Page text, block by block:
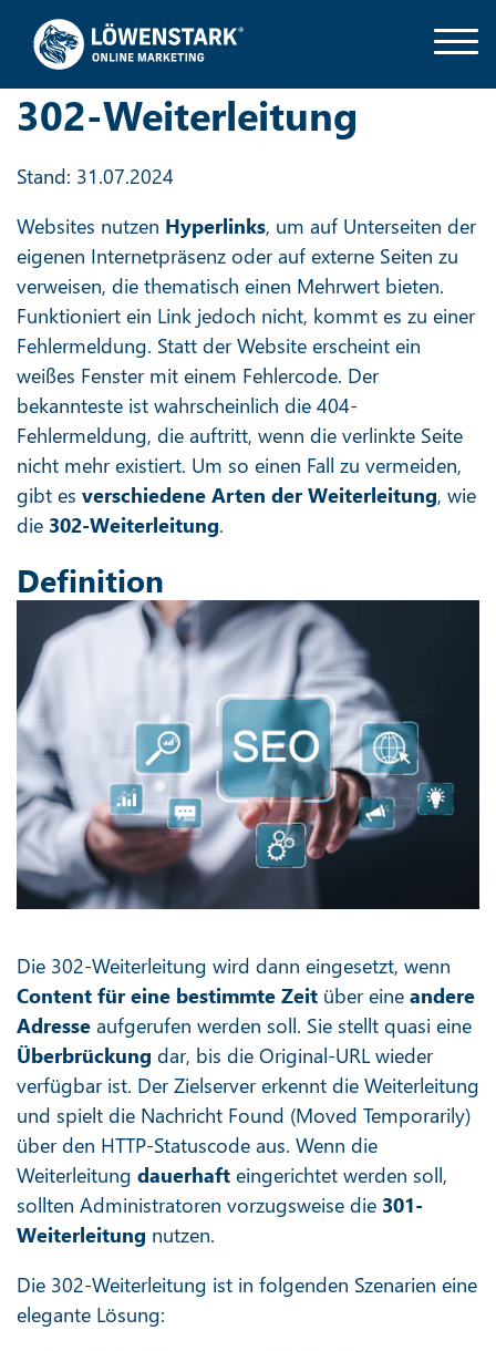
302-Weiterleitung
Stand: 31.07.2024
Websites nutzen Hyperlinks, um auf Unterseiten der
eigenen Internetpräsenz oder auf externe Seiten zu
verweisen, die thematisch einen Mehrwert bieten.
Funktioniert ein Link jedoch nicht, kommt es zu einer
Fehlermeldung. Statt der Website erscheint ein
weißes Fenster mit einem Fehlercode. Der
bekannteste ist wahrscheinlich die 404-
Fehlermeldung, die auftritt, wenn die verlinkte Seite
nicht mehr existiert. Um so einen Fall zu vermeiden,
gibt es verschiedene Arten der Weiterleitung, wie
die 302-Weiterleitung.
Definition
Die 302-Weiterleitung wird dann eingesetzt, wenn
Content für eine bestimmte Zeit über eine andere
Adresse aufgerufen werden soll. Sie stellt quasi eine
Überbrückung dar, bis die Original-URL wieder
verfügbar ist. Der Zielserver erkennt die Weiterleitung
und spielt die Nachricht Found (Moved Temporarily)
über den HTTP-Statuscode aus. Wenn die
Weiterleitung dauerhaft eingerichtet werden soll,
sollten Administratoren vorzugsweise die 301-
Weiterleitung nutzen.
Die 302-Weiterleitung ist in folgenden Szenarien eine
elegante Lösung: